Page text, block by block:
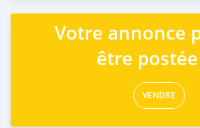
Publié il y a 5 mois
Votre annonce
être
VENDRE